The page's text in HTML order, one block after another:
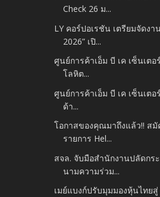
Check 26 ม...
LY คอร์ปอเรชัน เตรียมจัดงา
2026” เปิ...
ศูนย์การค้าเอ็ม บี เค เซ็นเต
โลหิต...
ศูนย์การค้าเอ็ม บี เค เซ็นเต
ด้า...
โอกาสของคุณมาถึงแล้ว!! ส
รายการ Hel...
สจล. จับมือสำนักงานปลัดกร
นามความร่วม...
เมย์แบงก์ปรับมุมมองหุ้นไทยสู่